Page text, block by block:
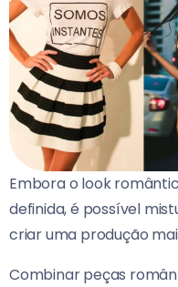
Embora o look
definida, é possível
criar uma produção
Combinar peças